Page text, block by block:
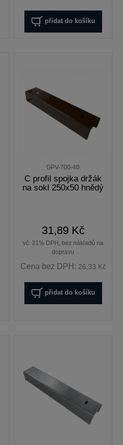
přidat do košíku
GPV-700-40
C profil spojka držák
na sokl 250x50 hnědý
31,89 Kč
vč. 21% DPH, bez nákladů na
dopravu
Cena bez DPH: 26,33 Kč
přidat do košíku